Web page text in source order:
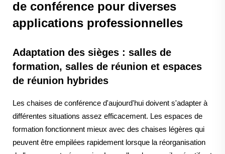
de conférence pour diverses
applications professionnelles
Adaptation des sièges : salles de
formation, salles de réunion et espaces
de réunion hybrides
Les chaises de conférence d'aujourd'hui doivent s'adapter à
différentes situations assez efficacement. Les espaces de
formation fonctionnent mieux avec des chaises légères qui
peuvent être empilées rapidement lorsque la réorganisation